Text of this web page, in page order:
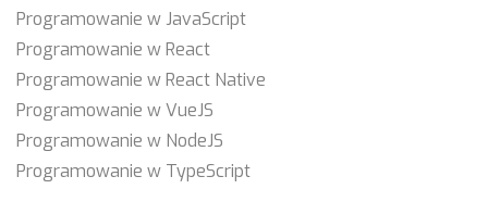
Programowanie w JavaScript
Programowanie w React
Programowanie w React Native
Programowanie w VueJS
Programowanie w NodeJS
Programowanie w TypeScript